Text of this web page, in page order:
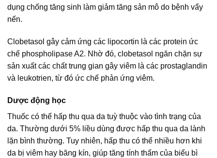
dụng chống tăng sinh làm giảm tăng sản mô do bệnh vẩy
nến.
Clobetasol gây cảm ứng các lipocortin là các protein ức
chế phospholipase A2. Nhờ đó, clobetasol ngăn chặn sự
sản xuất các chất trung gian gây viêm là các prostaglandin
và leukotrien, từ đó ức chế phản ứng viêm.
Dược động học
Thuốc có thể hấp thu qua da tuỳ thuộc vào tình trạng của
da. Thường dưới 5% liều dùng được hấp thu qua da lành
lặn bình thường. Tuy nhiên, hấp thu có thể nhiều hơn khi
da bị viêm hay băng kín, giúp tăng tính thấm của biểu bì